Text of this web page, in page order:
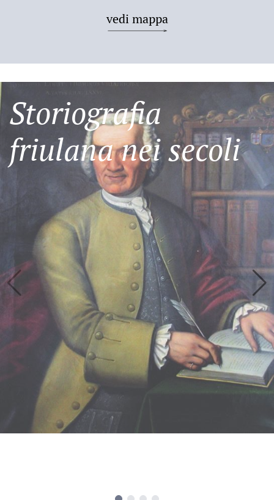
Friulani
vedi mappa
Storiografia
friulana nei secoli